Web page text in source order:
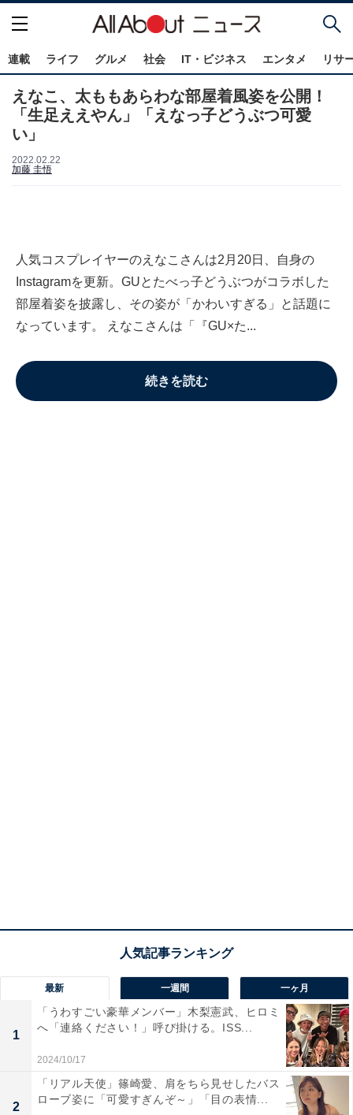
連載 ライフ グルメ 社会 IT・ビジネス エンタメ リサ
えなこ、太ももあらわな部屋着風姿を公開！
「生足ええやん」「えなっ子どうぶつ可愛
い」
2022.02.22
加藤 圭悟
人気コスプレイヤーのえなこさんは2月20日、自身の
Instagramを更新。GUとたべっ子どうぶつがコラボした
部屋着姿を披露し、その姿が「かわいすぎる」と話題に
なっています。 えなこさんは「『GU×た...
続きを読む
最新 一週間 一ヶ月
1
「うわすごい豪華メンバー」木梨憲武、ヒロミ
へ「連絡ください！」呼び掛ける。ISS...
2024/10/17
2
「リアル天使」篠崎愛、肩をちら見せしたバス
ローブ姿に「可愛すぎんぞ～」「目の表情...